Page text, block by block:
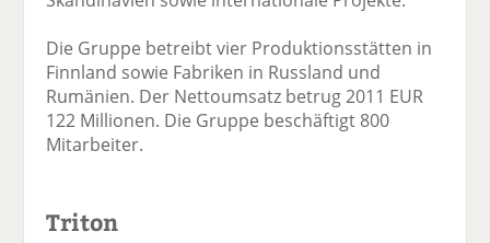
Die Gruppe betreibt vier Produktionsstätten in
Finnland sowie Fabriken in Russland und
Rumänien. Der Nettoumsatz betrug 2011 EUR
122 Millionen. Die Gruppe beschäftigt 800
Mitarbeiter.
Triton